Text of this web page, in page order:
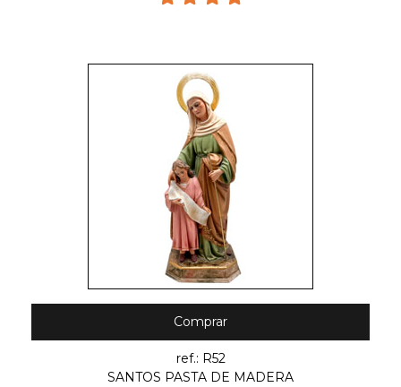
Comprar
ref.: R52
SANTOS PASTA DE MADERA